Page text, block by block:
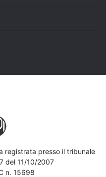
registrata presso il tribunale
del 11/10/2007
n. 15698